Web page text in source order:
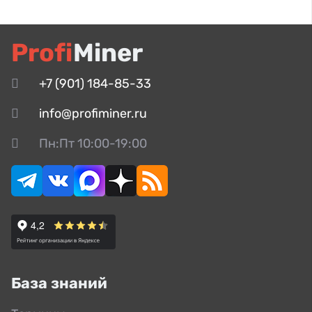
ProfiMiner
+7 (901) 184-85-33
info@profiminer.ru
Пн:Пт 10:00-19:00
База знаний